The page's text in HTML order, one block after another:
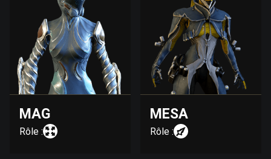
MAG
Rôle :
MESA
Rôle :